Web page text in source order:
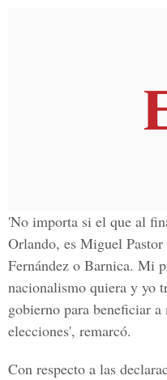
'No importa si el que al
Orlando, es Miguel
Fernández o Barnica. Mi
nacionalismo quiera y yo
gobierno para beneficiar
elecciones', remarcó.
Con respecto a las